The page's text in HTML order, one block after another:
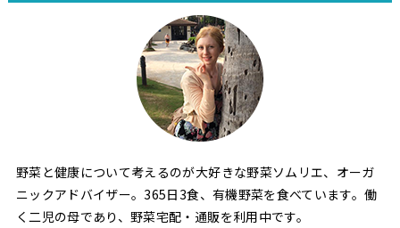
野菜と健康について考えるのが大好きな野菜ソムリエ、オーガ
ニックアドバイザー。365日3食、有機野菜を食べています。働
く二児の母であり、野菜宅配・通販を利用中です。